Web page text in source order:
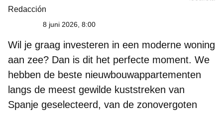
Redacción
8 juni 2026, 8:00
Wil je graag investeren in een moderne woning
aan zee? Dan is dit het perfecte moment. We
hebben de beste nieuwbouwappartementen
langs de meest gewilde kuststreken van
Spanje geselecteerd, van de zonovergoten